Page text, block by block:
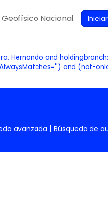
Nacional
Hernando and
and (not-
avanzada Búsqueda de